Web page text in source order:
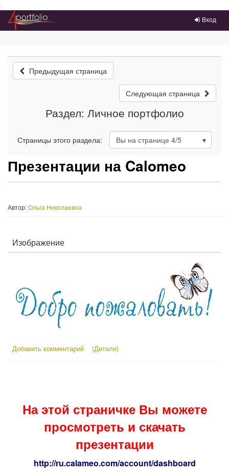
Преейти на главное меню
Вход
Предыдущая страница
Следующая страница
Раздел: Личное портфолио
Страницы этого раздела: Вы на странице 4/5
Презентации на Calomeo
Автор:Ольга Николаевна
Изображение
Добавить комментарий (Детали)
На этой страничке Вы можете
просмотреть и скачать
презентации
http://ru.calameo.com/account/dashboard